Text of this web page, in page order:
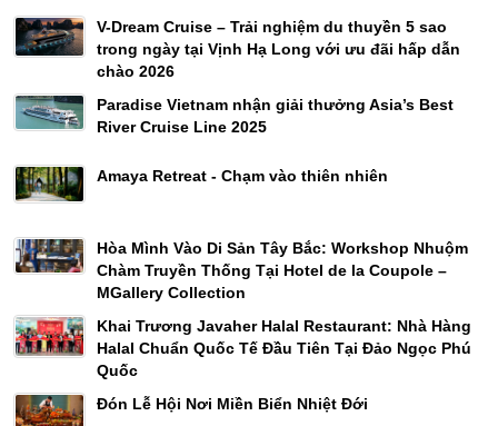
V-Dream Cruise – Trải nghiệm du thuyền 5 sao
trong ngày tại Vịnh Hạ Long với ưu đãi hấp dẫn
chào 2026
Paradise Vietnam nhận giải thưởng Asia’s Best
River Cruise Line 2025
Amaya Retreat - Chạm vào thiên nhiên
Hòa Mình Vào Di Sản Tây Bắc: Workshop Nhuộm
Chàm Truyền Thống Tại Hotel de la Coupole –
MGallery Collection
Khai Trương Javaher Halal Restaurant: Nhà Hàng
Halal Chuẩn Quốc Tế Đầu Tiên Tại Đảo Ngọc Phú
Quốc
Đón Lễ Hội Nơi Miền Biển Nhiệt Đới